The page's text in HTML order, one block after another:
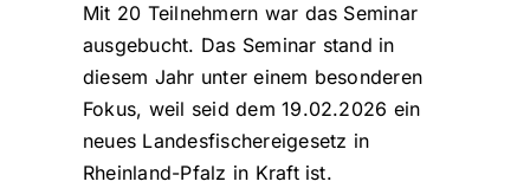
Mit 20 Teilnehmern war das Seminar
ausgebucht. Das Seminar stand in
diesem Jahr unter einem besonderen
Fokus, weil seid dem 19.02.2026 ein
neues Landesfischereigesetz in
Rheinland-Pfalz in Kraft ist.